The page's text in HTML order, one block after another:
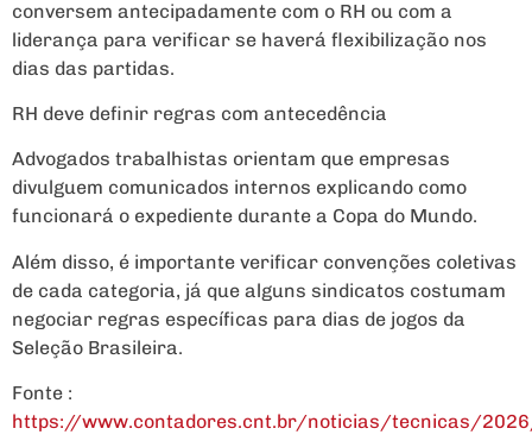
conversem antecipadamente com o RH ou com a
liderança para verificar se haverá flexibilização nos
dias das partidas.
RH deve definir regras com antecedência
Advogados trabalhistas orientam que empresas
divulguem comunicados internos explicando como
funcionará o expediente durante a Copa do Mundo.
Além disso, é importante verificar convenções coletivas
de cada categoria, já que alguns sindicatos costumam
negociar regras específicas para dias de jogos da
Seleção Brasileira.
Fonte :
https://www.contadores.cnt.br/noticias/tecnicas/